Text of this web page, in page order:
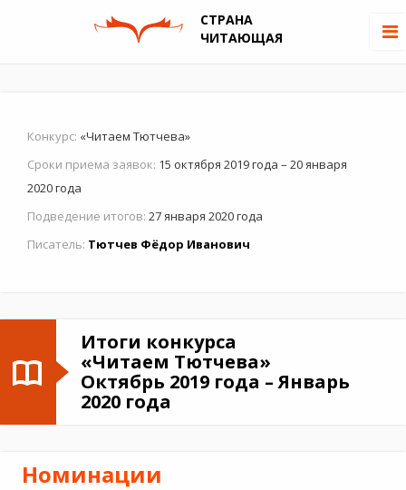
СТРАНА
ЧИТАЮЩАЯ
Конкурс: «Читаем Тютчева»
Сроки приема заявок: 15 октября 2019 года – 20 января
2020 года
Подведение итогов: 27 января 2020 года
Писатель: Тютчев Фёдор Иванович
Итоги конкурса
«Читаем Тютчева»
Октябрь 2019 года – Январь
2020 года
Номинации